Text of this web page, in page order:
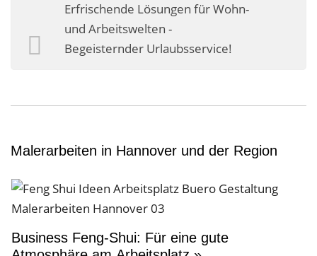
Erfrischende Lösungen für Wohn-
und Arbeitswelten -
Begeisternder Urlaubsservice!
Malerarbeiten in Hannover und der Region
Business Feng-Shui: Für eine gute